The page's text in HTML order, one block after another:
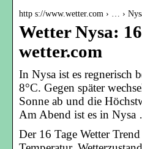
http s://www.wetter.com › … ›
Wetter Nysa:
wetter.com
In Nysa ist es regnerisch
8°C. Gegen später
Sonne ab und die
Am Abend ist es in
Der 16 Tage Wetter